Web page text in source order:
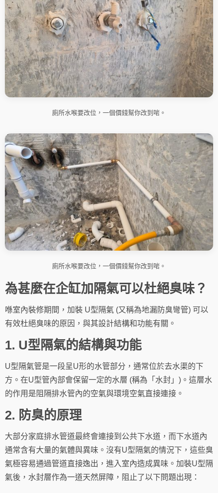
廁所水喉要改位，一個價錢幫你改到啱。
廁所水喉要改位，一個價錢幫你改到啱。
為甚麼在企缸加隔氣可以杜絕臭味？
喺室內裝修期間，加裝 U型隔氣 (又稱為地漏防臭彎管) 可以
有效杜絕臭味的原因，與其設計結構和功能有關。
1. U型隔氣的結構與功能
U型隔氣管是一段呈U形的水管部分，通常位於去水渠的下
方。在U型管內部會保留一定的水層 (稱為「水封」)。這層水
的作用是阻隔排水管內的空氣與環境空氣直接連接。
2. 防臭的原理
大部分家庭排水管道最終會連接到公共下水道，而下水道內
通常含有大量的氣體與異味。沒有U型隔氣的情況下，這些臭
氣極容易通過管道直接逸出，進入室內造成異味。加裝U型隔
氣後，水封層作為一道天然屏障，阻止了以下問題出現：